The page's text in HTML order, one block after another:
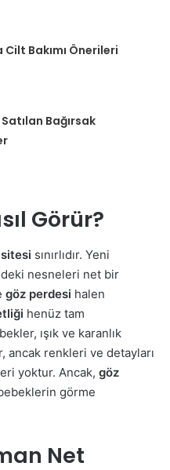
Cilt Bakımı Önerileri
Bağırsak
Görür?
sınırlıdır. Yeni
nesneleri net bir
göz perdesi halen
henüz tam
ışık ve karanlık
ancak renkleri ve detayları
yoktur. Ancak, göz
görme
Net